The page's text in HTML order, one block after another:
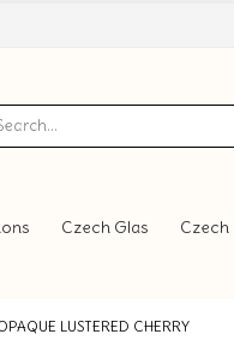
Czech Glas Czech
LUSTERED CHERRY